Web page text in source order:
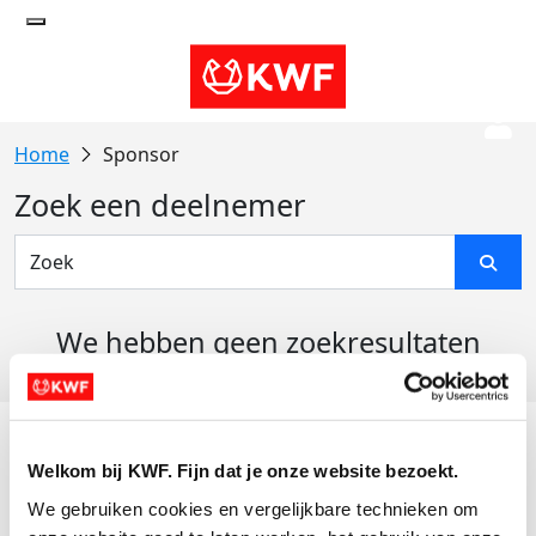
Welkom bij KWF. Fijn dat je onze website bezoekt.
We gebruiken cookies en vergelijkbare technieken om
Sponsor
Zoek een deelnemer
We hebben geen zoekresultaten
Actiematerialen
Evenementen